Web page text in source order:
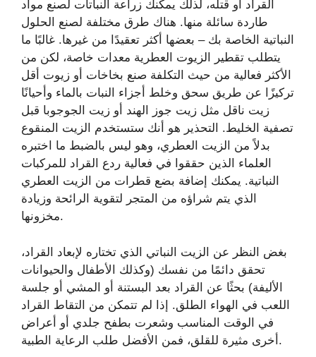
القراد أو قتله، لذلك يمكنك زراعة النباتات لصنع مواد
طاردة سائلة منها. هناك طرق مختلفة لصنع الحلول
النباتية الخاصة بك – بعضها أكثر تعقيدًا من غيرها. غالبًا ما
يتطلب تقطير الزيوت العطرية معدات خاصة، لكن من
الأكثر فعالية من حيث التكلفة صنع بخاخات أو زيوت أقل
تركيزًا عن طريق سحق وخلط أجزاء النبات بالماء وأحيانًا
زيت ناقل مثل زيت جوز الهند أو زيت الجوجوبا قبل
تصفية الخليط. التحذير هو أنك ستستخدم الزيت المنقوع
بدلاً من الزيت العطري، وهو ليس بالضبط ما اختبره
العلماء الذين حققوا في فعالية ردع القراد للمركبات
النباتية. يمكنك إضافة بضع قطرات من الزيت العطري
الذي يتم شراؤه من المتجر لتقوية الرائحة وزيادة
مخزونها.
بغض النظر عن الزيت النباتي الذي تختاره لإبعاد القراد،
تحقق دائمًا من نفسك (وكذلك الأطفال والحيوانات
الأليفة) بحثًا عن القراد بعد البستنة أو المشي أو جلسة
اللعب في الهواء الطلق. إذا لم تتمكن من التقاط القراد
في الوقت المناسب وشعرت بطفح جلدي أو أعراض
أخرى مثيرة للقلق، فمن الأفضل طلب الرعاية الطبية.